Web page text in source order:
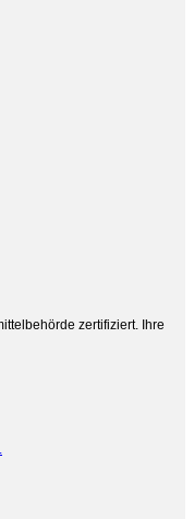
zertifiziert. Ihre